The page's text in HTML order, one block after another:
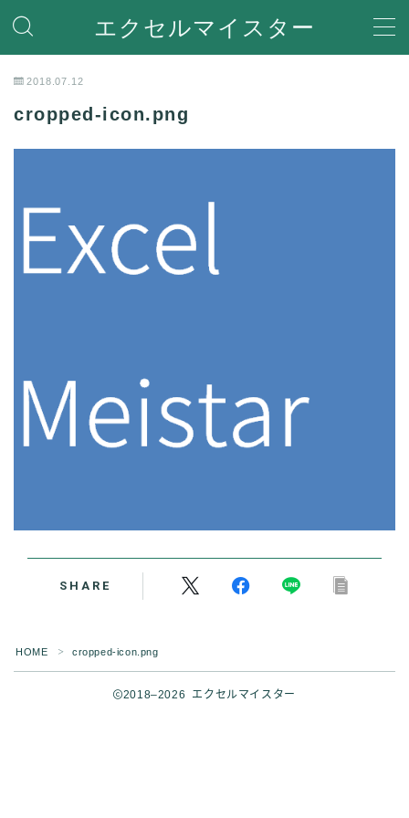
エクセルマイスター
ホーム
便利な機能 Ecxelの便利な機能や使い方を紹介
VBA VBA(Visual Basic for Applications)の機能を解説
2018.07.12
cropped-icon.png
SHARE
HOME ＞ cropped-icon.png
2018–2026 エクセルマイスター